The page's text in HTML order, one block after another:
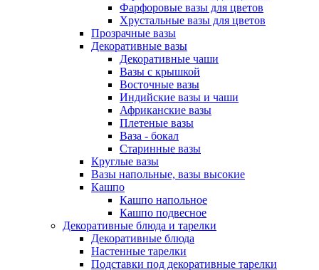
Фарфоровые вазы для цветов
Хрустальные вазы для цветов
Прозрачные вазы
Декоративные вазы
Декоративные чаши
Вазы с крышкой
Восточные вазы
Индийские вазы и чаши
Африканские вазы
Плетеные вазы
Ваза - бокал
Старинные вазы
Круглые вазы
Вазы напольные, вазы высокие
Кашпо
Кашпо напольное
Кашпо подвесное
Декоративные блюда и тарелки
Декоративные блюда
Настенные тарелки
Подставки под декоративные тарелки